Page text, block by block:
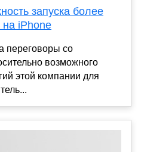
запуска более
iPhone
переговоры со
возможного
этой компании для